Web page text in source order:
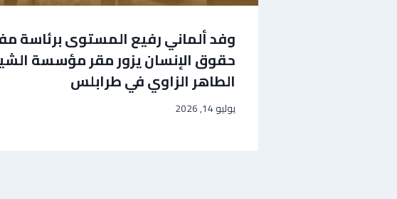
وفد ألماني رفيع المستوى برئاسة
حقوق الإنسان يزور مقر مؤسسة
الطاهر الزاوي في طرابلس
يوليو 14, 2026